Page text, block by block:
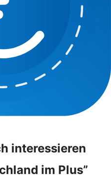
interessieren
im Plus”